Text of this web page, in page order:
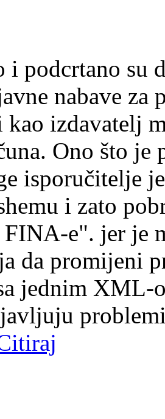
i podcrtano su
nabave za
izdavatelj
Ono što je
isporučitelje
i zato
FINA-e". jer je
da promijeni
jednim XML-